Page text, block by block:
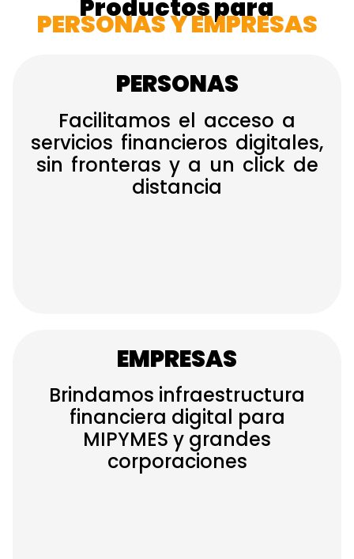
Productos para
PERSONAS Y EMPRESAS
PERSONAS
Facilitamos el acceso a
servicios financieros digitales,
sin fronteras y a un click de
distancia
EMPRESAS
Brindamos infraestructura
financiera digital para
MIPYMES y grandes
corporaciones